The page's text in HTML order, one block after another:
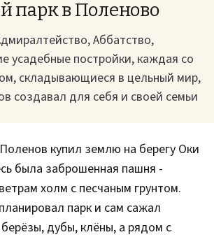
парк в Поленово
Аббатство,
усадебные постройки, каждая со
складывающиеся в цельный мир,
создавал для себя и своей семьи
купил землю на берегу Оки
была заброшенная пашня -
холм с песчаным грунтом.
парк и сам сажал
дубы, клёны, а рядом с